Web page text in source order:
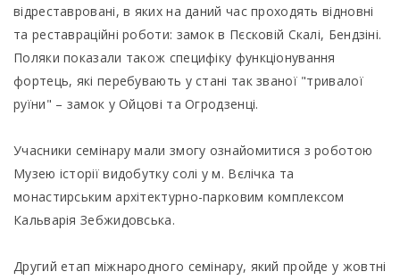
відреставровані, в яких на даний час проходять відновні
та реставраційні роботи: замок в Пєсковій Скалі, Бендзіні.
Поляки показали також специфіку функціонування
фортець, які перебувають у стані так званої "тривалої
руїни" – замок у Ойцові та Огродзенці.
Учасники семінару мали змогу ознайомитися з роботою
Музею історії видобутку солі у м. Вєлічка та
монастирським архітектурно-парковим комплексом
Кальварія Зебжидовська.
Другий етап міжнародного семінару, який пройде у жовтні